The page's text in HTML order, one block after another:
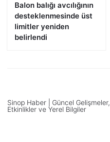
Balon balığı avcılığının
desteklenmesinde üst
limitler yeniden
belirlendi
Sinop Haber | Güncel Gelişmeler,
Etkinlikler ve Yerel Bilgiler